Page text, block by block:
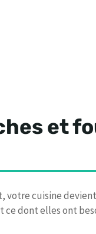
et
votre cuisine
dont elles ont